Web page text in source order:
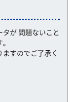
が 問題ないこと
すのでご了承く